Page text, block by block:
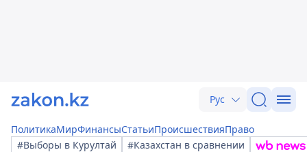
Рус
ПолитикаМирФинансыСтатьиПроисшествияПраво
#Выборы в Курултай
#Казахстан в сравнении